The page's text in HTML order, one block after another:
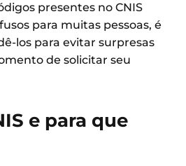
presentes no CNIS
para muitas pessoas, é
los para evitar surpresas
de solicitar seu
e para que